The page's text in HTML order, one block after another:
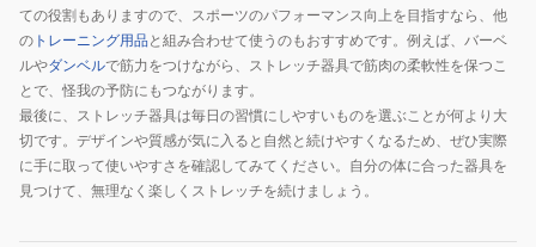
ての役割もありますので、スポーツのパフォーマンス向上を目指すなら、他
の トレーニング用品と組み合わせて使うのもおすすめです。例えば、バーベ
ルやダンベルで筋力をつけながら、ストレッチ器具で筋肉の柔軟性を保つこ
とで、怪我の予防にもつながります。
最後に、ストレッチ器具は毎日の習慣にしやすいものを選ぶことが何より大
切です。デザインや質感が気に入ると自然と続けやすくなるため、ぜひ実際
に手に取って使いやすさを確認してみてください。自分の体に合った器具を
見つけて、無理なく楽しくストレッチを続けましょう。